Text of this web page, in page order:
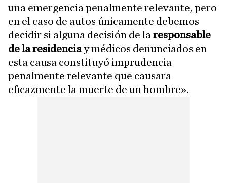
una emergencia penalmente relevante, pero
en el caso de autos únicamente debemos
decidir si alguna decisión de la responsable
de la residenciay médicos denunciados en
esta causa constituyó imprudencia
penalmente relevante que causara
eficazmente la muerte de un hombre».